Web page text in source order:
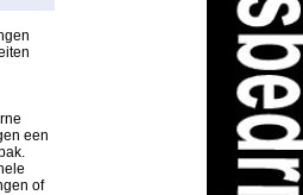
een
of